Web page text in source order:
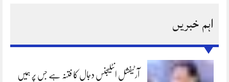
اہم خبریں
آرٹیفشل انٹلیجنس دجال کا فتنہ ہے جس پر ہمیں